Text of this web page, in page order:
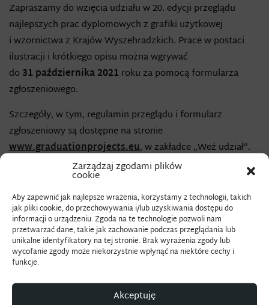
Zarządzaj zgodami plików
cookie
Aby zapewnić jak najlepsze wrażenia, korzystamy z technologii, takich
jak pliki cookie, do przechowywania i/lub uzyskiwania dostępu do
informacji o urządzeniu. Zgoda na te technologie pozwoli nam
przetwarzać dane, takie jak zachowanie podczas przeglądania lub
unikalne identyfikatory na tej stronie. Brak wyrażenia zgody lub
wycofanie zgody może niekorzystnie wpłynąć na niektóre cechy i
funkcje.
Akceptuję
Zapraszamy do wzięcia udziału w 20. edycji przeglądu
najlepszych prac dyplomowych z grafiki użytkowej
i wzornictwa z Krajów Wyszehradzkich. Prace w postaci
ilustracji i krótkiego opisu można wgrywać
do31 października 2021 roku za pomocą formularza
zgłoszeniowego.
Szczegóły, w tym, regulamin przeglądu i formularz
zgłoszeniowy są dostępne na stronie
www.graduationprojects.eu, w zakładce „Weź udział”.
Do przeglądu zgłaszane mogą być tylko prace dyplomowe
obronione w okresie od 2 listopada 2020 do 31 października
2021 w szkołach krajów Grupy Wyszehradzkiej, bądź
przez obywateli Polski, Republiki Czeskiej, Słowacji i Węgier
na uczelniach zagranicznych.
Wystawa: Prace laureatów przeglądu zostaną
zaprezentowane na wystawie w Cieszynie w pierwszym
kwartale 2022 roku w Zamku Cieszyn.